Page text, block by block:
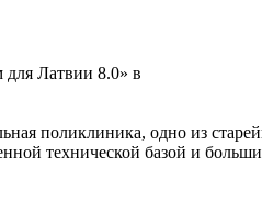
Латвии 8.0» в
поликлиника, одно из
технической базой и